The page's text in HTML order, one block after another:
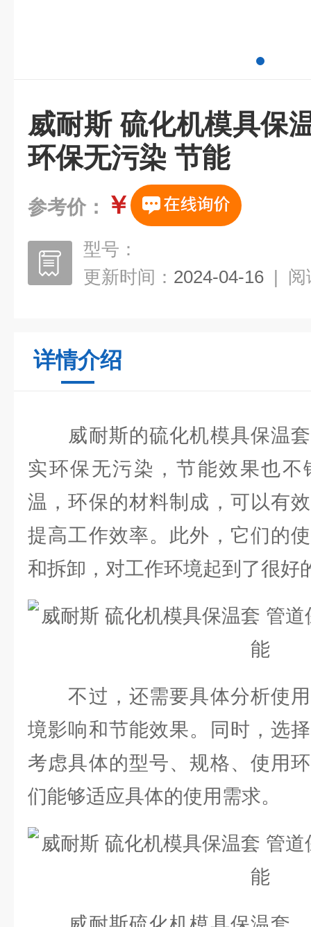
威耐斯 硫化机模具保
环保无污染 节能
参考价： ￥
型号：
更新时间： 2024-04-16 | 阅
详情介绍
威耐斯的硫化机模具保温套
实环保无污染，节能效果也
温，环保的材料制成，可以有
提高工作效率。此外，它们的
和拆卸，对工作环境起到了很好
不过，还需要具体分析使用
境影响和节能效果。同时，选
考虑具体的型号、规格、使用
们能够适应具体的使用需求。